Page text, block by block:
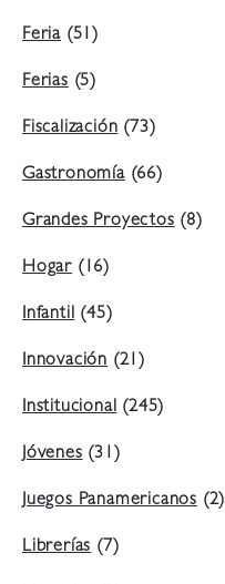
Feria (51)
Ferias(5)
Fiscalización(73)
Gastronomía(66)
Grandes Proyectos(8)
Hogar (16)
Infantil(45)
Innovación (21)
Institucional(245)
Jóvenes(31)
Juegos Panamericanos (2)
Librerías(7)